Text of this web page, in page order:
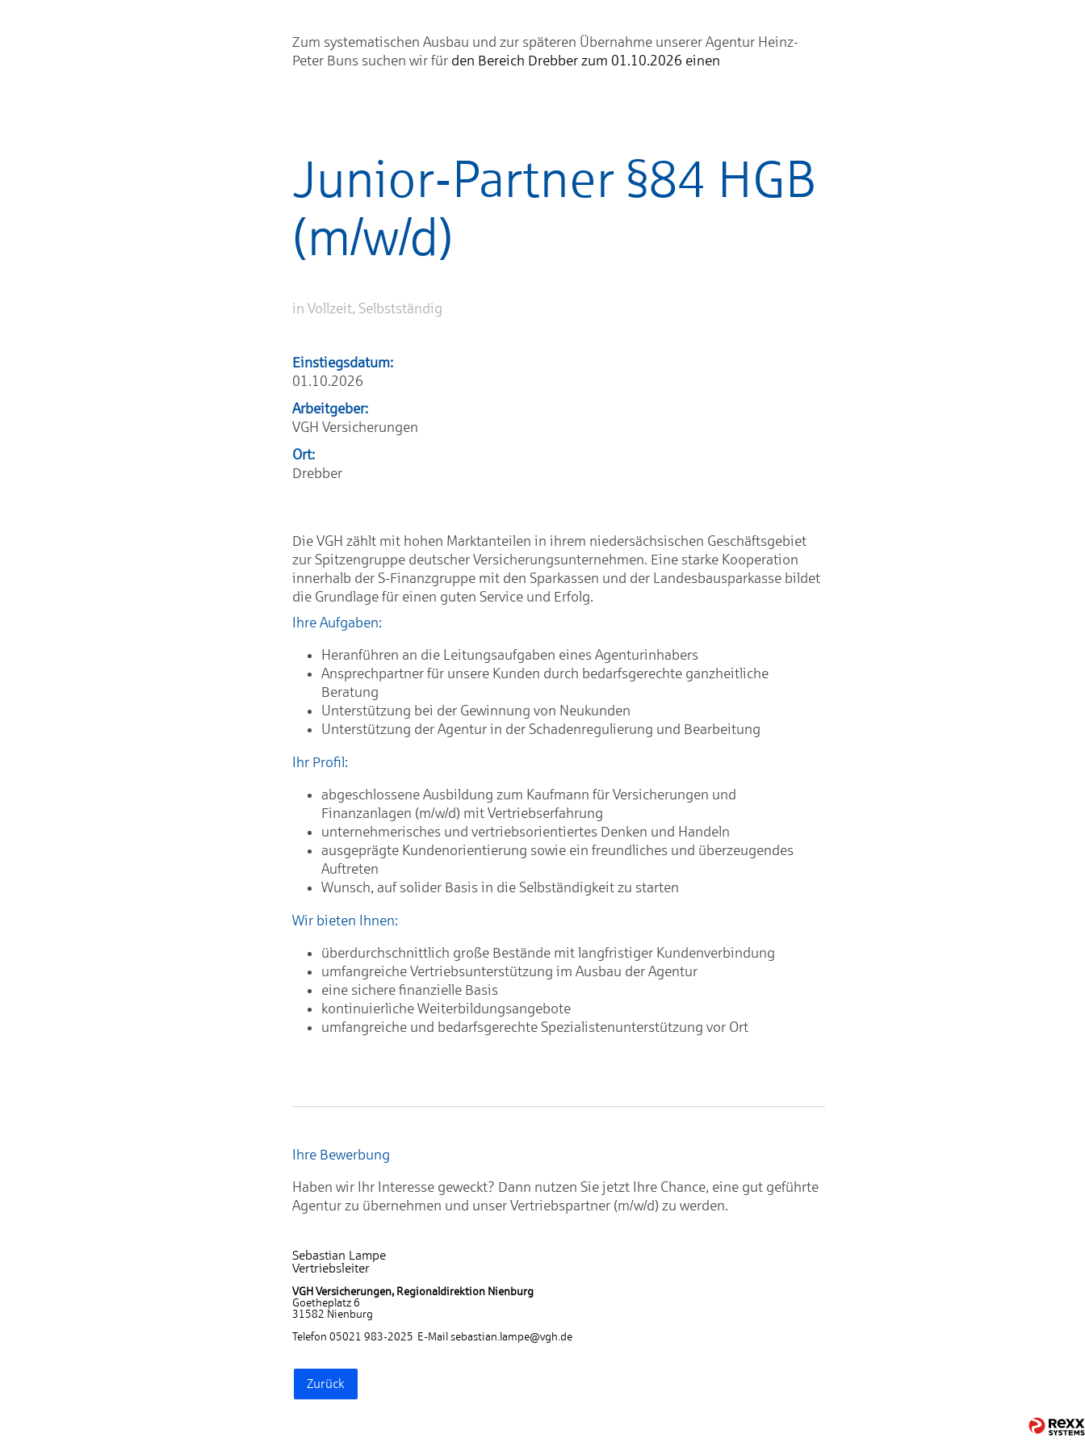
Zum systematischen Ausbau und zur späteren Übernahme unserer Agentur Heinz-
Peter Buns suchen wir für den Bereich Drebber zum 01.10.2026 einen
Junior-Partner §84 HGB
(m/w/d)
in Vollzeit, Selbstständig
Einstiegsdatum:
01.10.2026
Arbeitgeber:
VGH Versicherungen
Ort:
Drebber
Die VGH zählt mit hohen Marktanteilen in ihrem niedersächsischen Geschäftsgebiet
zur Spitzengruppe deutscher Versicherungsunternehmen. Eine starke Kooperation
innerhalb der S-Finanzgruppe mit den Sparkassen und der Landesbausparkasse bildet
die Grundlage für einen guten Service und Erfolg.
Ihre Aufgaben:
Heranführen an die Leitungsaufgaben eines Agenturinhabers
Ansprechpartner für unsere Kunden durch bedarfsgerechte ganzheitliche
Beratung
Unterstützung bei der Gewinnung von Neukunden
Unterstützung der Agentur in der Schadenregulierung und Bearbeitung
Ihr Profil:
abgeschlossene Ausbildung zum Kaufmann für Versicherungen und
Finanzanlagen (m/w/d) mit Vertriebserfahrung
unternehmerisches und vertriebsorientiertes Denken und Handeln
ausgeprägte Kundenorientierung sowie ein freundliches und überzeugendes
Auftreten
Wunsch, auf solider Basis in die Selbständigkeit zu starten
Wir bieten Ihnen:
überdurchschnittlich große Bestände mit langfristiger Kundenverbindung
umfangreiche Vertriebsunterstützung im Ausbau der Agentur
eine sichere finanzielle Basis
kontinuierliche Weiterbildungsangebote
umfangreiche und bedarfsgerechte Spezialistenunterstützung vor Ort
Ihre Bewerbung
Haben wir Ihr Interesse geweckt? Dann nutzen Sie jetzt Ihre Chance, eine gut geführte
Agentur zu übernehmen und unser Vertriebspartner (m/w/d) zu werden.
Sebastian Lampe
Vertriebsleiter
VGH Versicherungen, Regionaldirektion Nienburg
Goetheplatz 6
31582 Nienburg
Telefon 05021 983-2025 E-Mail sebastian.lampe@vgh.de
Zurück